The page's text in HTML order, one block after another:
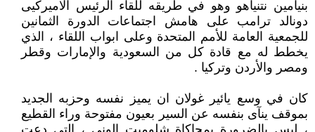
بنيامين نتنياهو وهو في طريقه للقاء الرئيس الاميركيى
دونالد ترامب على هامش اجتماعات الدورة الثمانين
للجمعية العامة للأمم المتحدة وعلى ابواب اللقاء ، الذي
يخطط له مع قادة كل من السعودية والإمارات وقطر
ومصر والأردن وتركيا .
كان في وسع يائير غولان ان يميز نفسه وحزبه الجديد
بموقف ينآى بنفسه عن السير بعيون مفتوحة وراء القطيع